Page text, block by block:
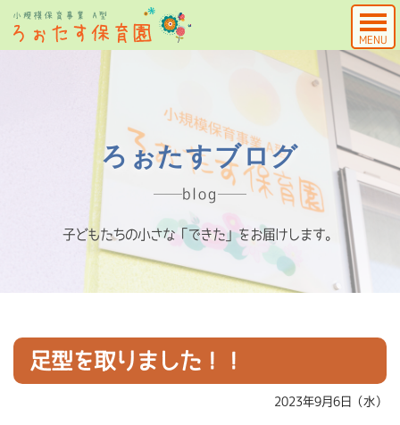
MENU
ろぉたすブログ
blog
子どもたちの小さな「できた」をお届けします。
足型を取りました！！
2023年9月6日（水）